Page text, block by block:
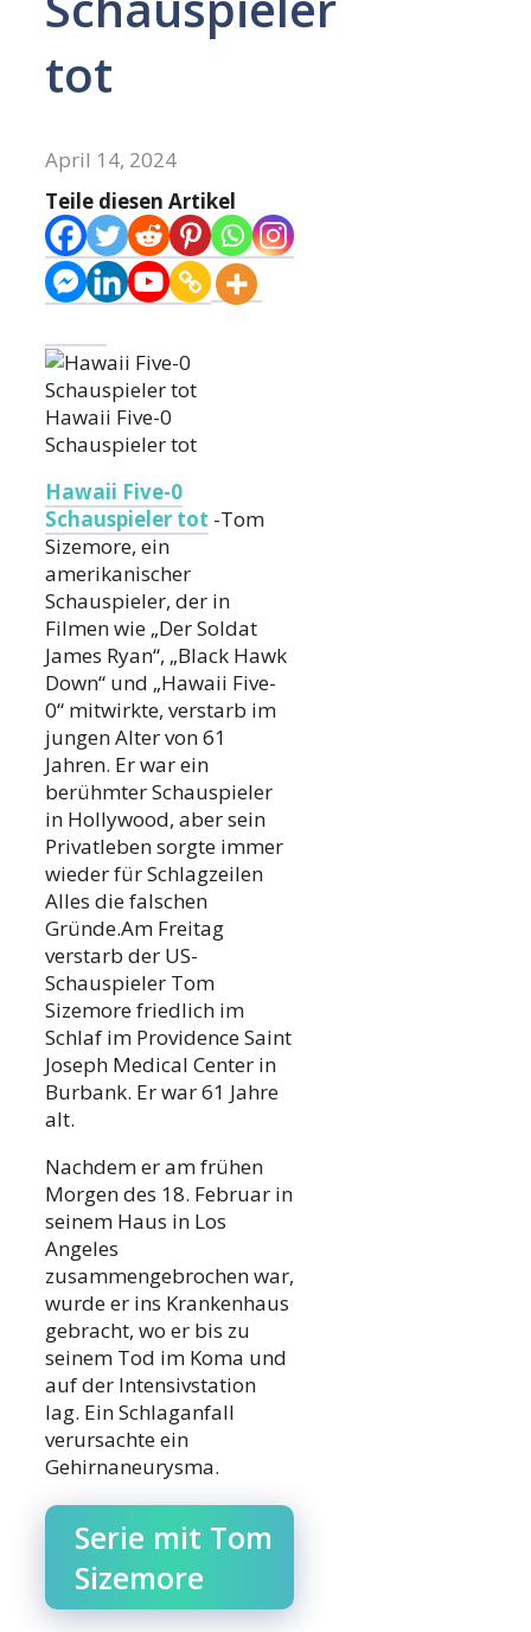
tot
April 14, 2024
Teile diesen Artikel
Hawaii Five-0
Schauspieler tot
Hawaii Five-0
Schauspieler tot -Tom
Sizemore, ein
amerikanischer
Schauspieler, der in
Filmen wie „Der Soldat
James Ryan“, „Black Hawk
Down“ und „Hawaii Five-
0“ mitwirkte, verstarb im
jungen Alter von 61
Jahren. Er war ein
berühmter Schauspieler
in Hollywood, aber sein
Privatleben sorgte immer
wieder für Schlagzeilen
Alles die falschen
Gründe.Am Freitag
verstarb der US-
Schauspieler Tom
Sizemore friedlich im
Schlaf im Providence Saint
Joseph Medical Center in
Burbank. Er war 61 Jahre
alt.
Nachdem er am frühen
Morgen des 18. Februar in
seinem Haus in Los
Angeles
zusammengebrochen war,
wurde er ins Krankenhaus
gebracht, wo er bis zu
seinem Tod im Koma und
auf der Intensivstation
lag. Ein Schlaganfall
verursachte ein
Gehirnaneurysma.
Serie mit Tom
Sizemore